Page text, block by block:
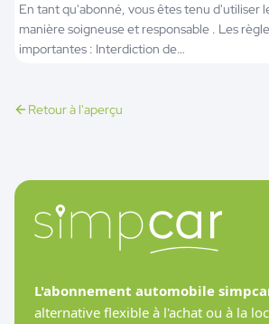
En tant qu'abonné, vous êtes tenu d'utiliser
manière soigneuse et responsable . Les
importantes : Interdiction de…
Retour à l'aperçu
L'abonnement automobile
alternative flexible à l'achat ou à la